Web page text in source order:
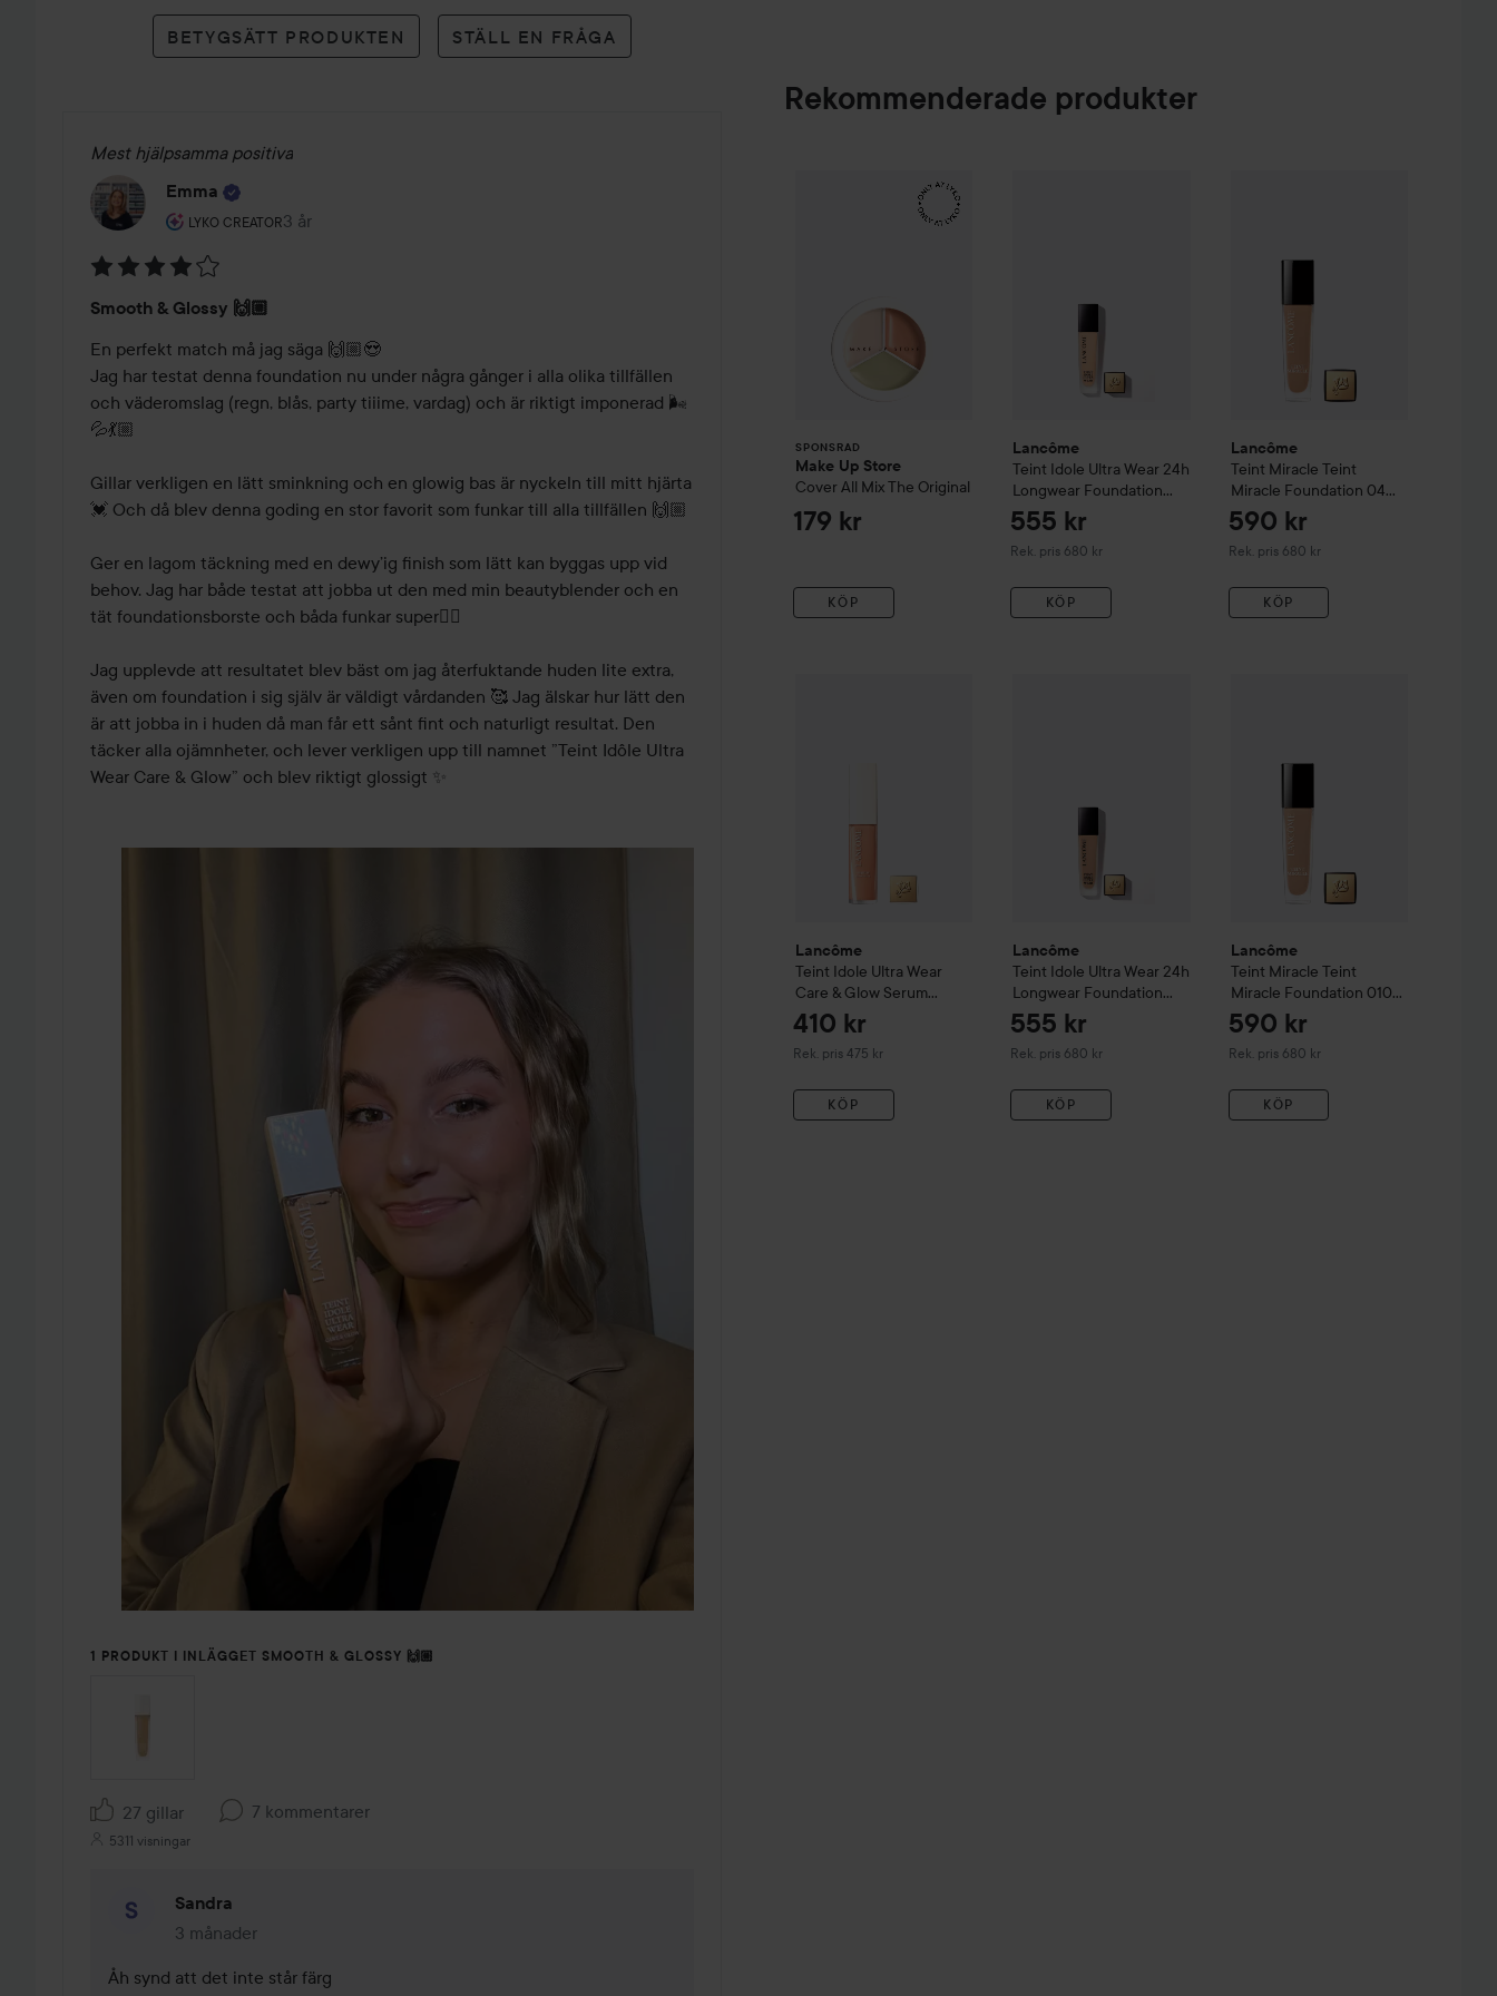
BETYGSÄTT PRODUKTEN STÄLL EN FRÅGA
Mest hjälpsamma positiva
Emma
LYKO CREATOR
Användarens roll: Lyko Creator.
3 år
Inlägget skapades 3 år
4
av
5
Smooth & Glossy 🙌🏼
En perfekt match må jag säga 🙌🏼😍
Jag har testat denna foundation nu under några gånger i alla olika tillfällen
och väderomslag (regn, blås, party tiiime, vardag) och är riktigt imponerad 🌬
💦💃🏼
Gillar verkligen en lätt sminkning och en glowig bas är nyckeln till mitt hjärta
💓 Och då blev denna goding en stor favorit som funkar till alla tillfällen 🙌🏼
Ger en lagom täckning med en dewy’ig finish som lätt kan byggas upp vid
behov. Jag har både testat att jobba ut den med min beautyblender och en
tät foundationsborste och båda funkar super👍🏽
Jag upplevde att resultatet blev bäst om jag återfuktande huden lite extra,
även om foundation i sig själv är väldigt vårdanden 🥰 Jag älskar hur lätt den
är att jobba in i huden då man får ett sånt fint och naturligt resultat. Den
täcker alla ojämnheter, och lever verkligen upp till namnet ”Teint Idôle Ultra
Wear Care & Glow” och blev riktigt glossigt ✨
1 PRODUKT I INLÄGGET SMOOTH & GLOSSY 🙌🏼
27 gillar 7 kommentarer
5311 visningar
Sandra
3 månader
Kommentaren lades 3 månader
Åh synd att det inte står färg
Rekommenderade produkter
SPONSRAD
Make Up Store
Cover All MixThe Original
179 kr
KÖP
Make Up Store
Lancôme
Teint Idole Ultra Wear 24h
Longwear Foundation
120N
555 kr
Rek. pris 680 kr
Rekommenderat pris 680 kr
KÖP
Lancôme
Teint Miracle Teint
Miracle Foundation 04
Beige Nature
590 kr
Rek. pris 680 kr
Rekommenderat pris 680 kr
KÖP
Lancôme
Teint Idole Ultra Wear
Care & Glow Serum
Concealer
410 kr
Rek. pris 475 kr
Rekommenderat pris 475 kr
KÖP
Lancôme
Teint Idole Ultra Wear 24h
Longwear Foundation
315C
555 kr
Rek. pris 680 kr
Rekommenderat pris 680 kr
KÖP
Lancôme
Teint Miracle Teint
Miracle Foundation 010
Beige Porcelaine
590 kr
Rek. pris 680 kr
Rekommenderat pris 680 kr
KÖP